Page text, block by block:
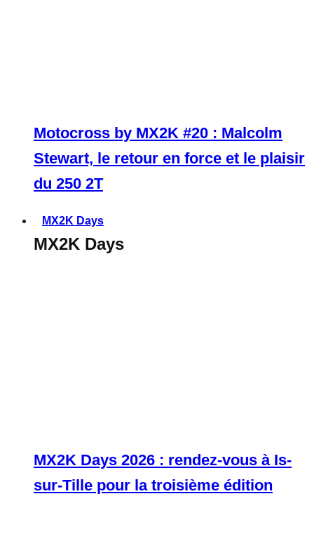
Motocross by MX2K #20 : Malcolm
Stewart, le retour en force et le plaisir
du 250 2T
MX2K Days
MX2K Days
MX2K Days 2026 : rendez-vous à Is-
sur-Tille pour la troisième édition